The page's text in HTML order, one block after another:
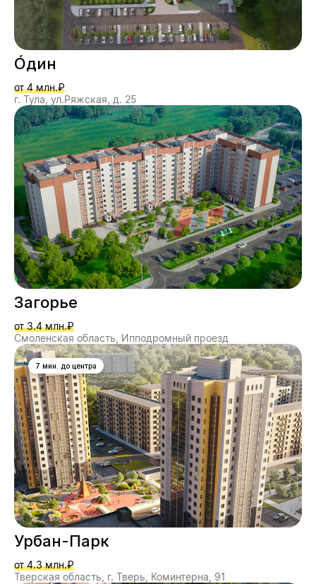
О́дин
от 4 млн.₽
г. Тула, ул.Ряжская, д. 25
Загорье
от 3.4 млн.₽
Смоленская область, Ипподромный проезд
7 мин. до центра
Урбан-Парк
от 4.3 млн.₽
Тверская область, г. Тверь, Коминтерна, 91